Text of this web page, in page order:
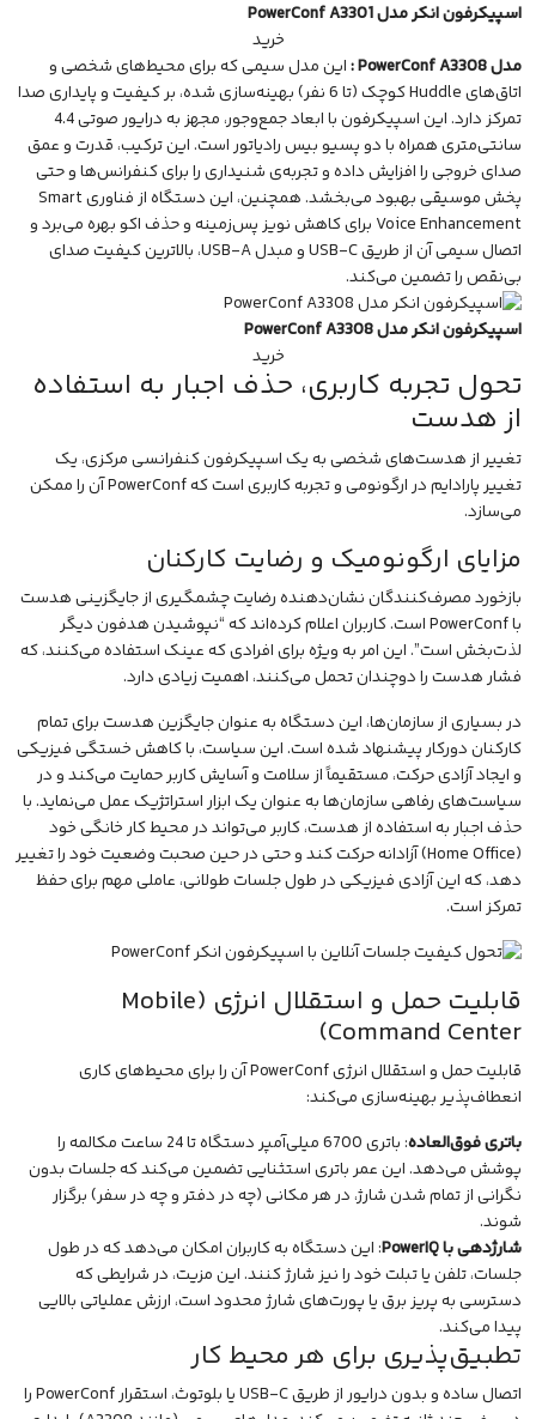
اسپیکرفون انکر مدل PowerConf A3301
خرید
مدل PowerConf A3308 :
این مدل سیمی که برای محیط‌های شخصی و
اتاق‌های Huddle کوچک (تا 6 نفر) بهینه‌سازی شده، بر کیفیت و پایداری صدا
تمرکز دارد. این اسپیکرفون با ابعاد جمع‌وجور، مجهز به درایور صوتی 4.4
سانتی‌متری همراه با دو پسیو بیس رادیاتور است. این ترکیب، قدرت و عمق
صدای خروجی را افزایش داده و تجربه‌ی شنیداری را برای کنفرانس‌ها و حتی
پخش موسیقی بهبود می‌بخشد. همچنین، این دستگاه از فناوری Smart
Voice Enhancement برای کاهش نویز پس‌زمینه و حذف اکو بهره می‌برد و
اتصال سیمی آن از طریق USB-C و مبدل USB-A، بالاترین کیفیت صدای
بی‌نقص را تضمین می‌کند.
اسپیکرفون انکر مدل PowerConf A3308
خرید
تحول تجربه کاربری، حذف اجبار به استفاده
از هدست
تغییر از هدست‌های شخصی به یک اسپیکرفون کنفرانسی مرکزی، یک
تغییر پارادایم در ارگونومی و تجربه کاربری است که PowerConf آن را ممکن
می‌سازد.
مزایای ارگونومیک و رضایت کارکنان
بازخورد مصرف‌کنندگان نشان‌دهنده رضایت چشمگیری از جایگزینیهدست
با PowerConf است. کاربران اعلام کرده‌اند که “نپوشیدن هدفون دیگر
لذت‌بخش است”. این امر به ویژه برای افرادی که عینک استفاده می‌کنند، که
فشار هدست را دوچندان تحمل می‌کنند، اهمیت زیادی دارد.
در بسیاری از سازمان‌ها، این دستگاه به عنوان جایگزین هدست برای تمام
کارکنان دورکار پیشنهاد شده است. این سیاست، با کاهش خستگی فیزیکی
و ایجاد آزادی حرکت، مستقیماً از سلامت و آسایش کاربر حمایت می‌کند و در
سیاست‌های رفاهی سازمان‌ها به عنوان یک ابزار استراتژیک عمل می‌نماید. با
حذف اجبار به استفاده از هدست، کاربر می‌تواند در محیط کار خانگی خود
(Home Office) آزادانه حرکت کند و حتی در حین صحبت وضعیت خود را تغییر
دهد، که این آزادی فیزیکی در طول جلسات طولانی، عاملی مهم برای حفظ
تمرکز است.
قابلیت حمل و استقلال انرژی (Mobile
Command Center)
قابلیت حمل و استقلال انرژی PowerConf آن را برای محیط‌های کاری
انعطاف‌پذیر بهینه‌سازی می‌کند:
باتری فوق‌العاده
: باتری 6700 میلی‌آمپر دستگاه تا 24 ساعت مکالمه را
پوشش می‌دهد. این عمر باتری استثنایی تضمین می‌کند که جلسات بدون
نگرانی از تمام شدن شارژ، در هر مکانی (چه در دفتر و چه در سفر) برگزار
شوند.
شارژدهی با PowerIQ
: این دستگاه به کاربران امکان می‌دهد که در طول
جلسات، تلفن یا تبلت خود را نیز شارژ کنند. این مزیت، در شرایطی که
دسترسی به پریز برق یا پورت‌های شارژ محدود است، ارزش عملیاتی بالایی
پیدا می‌کند.
تطبیق‌پذیری برای هر محیط کار
اتصال ساده و بدون درایور از طریق USB-C یا بلوتوث، استقرار PowerConf را